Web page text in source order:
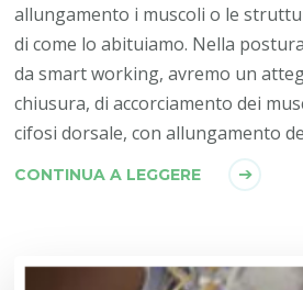
allungamento i muscoli o le
di come lo abituiamo. Nella
da smart working, avremo un
chiusura, di accorciamento dei
cifosi dorsale, con allungamento
CONTINUA A LEGGERE